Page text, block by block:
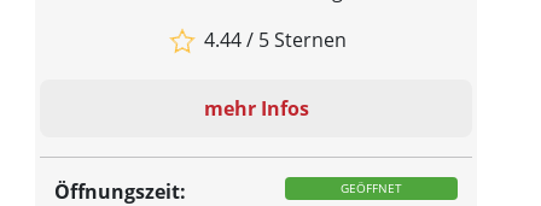
4.44 / 5 Sternen
mehr Infos
Öffnungszeit: GEÖFFNET